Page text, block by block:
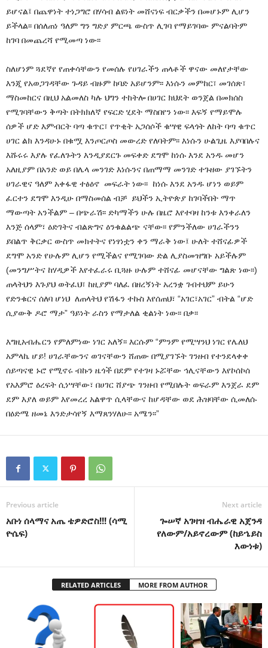
ይሆናል፤ በጨዋነት ተነጋግሮ በሃሳብ ልዩነት መሸናነፍ ብርቃችን በመሆኑም ሊሆን
ይችላል፡፡ በሰለጠነ ዓለም ግን ግድያ ምርጫ ውስጥ ሊገባ የማይገባው ምናልባትም
ከገባ በመጨረሻ የሚመጣ ነው፡፡
ስለሆነም ጓደኛየ የጠቀሳቸውን የመሰሉ የሀገራችን ጠላቶች ዋናው መለየታቸው
እንጂ የአወጋገዳቸው ጉዳይ ብዙም ከባድ አይሆንም፡፡ እነሱን መምከር፣ መገሰጽ፣
ማስመከርና በዚህ አልመለስ ካሉ ህግን ተከትሎ በሀገር ክህደት ወንጀል በመክሰስ
የሚገባቸውን ቅጣት በትክክለኛ የፍርድ ሂደት ማስበየን ነው፡፡ እፍኝ የማይሞሉ
ሰዎች ሆድ እምብርት ባጣ ቁጥር፣ የጥቂት አጋሰሶች ቁሣዊ ፍላጎት ለከት ባጣ ቁጥር
ሀገር ልክ እንዳሁኑ በቁሟ እንጦርጦስ መውረድ የለባትም፡፡ እነሱን ሁልጊዜ እያባበሉና
እሹሩሩ እያሉ የፈለጉትን እንዲያደርጉ መፍቀድ ደግሞ ከነሱ እንደ አንዱ መሆን
አለዚያም በአንድ ወይ በሌላ መንገድ እነሱንና በጠማማ መንገድ ተጉዘው ያገኙትን
ሀገራዊና ዓለም አቀፋዊ ተፅዕኖ መፍራት ነው፡፡ ከነሱ እንደ አንዱ ሆነን ወይም
ፈርተን ደግሞ እንዲሁ በማስመሰል ብቻ ይህችን ኢትዮጵያ ከገባችበት ማጥ
ማውጣት አንችልም – በጭራሽ፡፡ ድካማችን ሁሉ በዜሮ እየተባዛ ከንቱ እንቀራለን
እንጅ ሰላም፣ ዕድገትና ብልጽግና ዕንቁልልጭ ናቸው፡፡ የምንችለው ሀገራችንን
ይበልጥ ቅርቃር ውስጥ መክተትና የነፃነቷን ቀን ማራቅ ነው፤ ሁለት ተሸናፊዎች
ደግሞ አንድ የሁሉም ሊሆን የሚችልና የሚገባው ድል ሊያስመዝግቡ አይችሉም
(መንግሥትና ከሃዲዎች እየተፈራሩ ቢጓዙ ሁሉም ተሸናፊ መሆናቸው ግልጽ ነው፡፡)
ጠላትህን እጉያህ ወትፈህ፣ ከዚያም ባለፈ በዘረኝነት አረንቋ ገብተህም ይሁን
የድንቁርና ሰለባ ሆነህ ለጠላትህ የሽፋን ተኩስ እየሰጠህ፣ “አገር፣አገር” ብትል “ሆድ
ሲያውቅ ዶሮ ማታ” ዓይነት ራስን የማታለል ቂልነት ነው፡፡ በቃ፡፡
እግዚአብሔርን የምለምነው ነገር አለኝ፡፡ እርሱም “ምንም የሚሣንህ ነገር የሌለህ
አምላኬ ሆይ! ሀገራቸውንና ወገናቸውን ሸጠው በሚያገኙት ገንዘብ የተንደላቀቀ
ሰይጣናዊ ኑሮ የሚኖሩ ብኩን ዜጎች በደም የተገዛ ኑሯቸው ኅሊናቸውን እየኮሰኮሰ
የአእምሮ ዕረፍት ሲነሣቸው፣ በሀገር ሸያጭ ገንዘብ የሚበሉት ወፍራም እንጀራ ደም
ደም እያለ ወይም እየመረረ አልዋጥ ሲላቸውና ከሆዳቸው ወደ ሕዝባቸው ሲመለሱ
በዕድሜ ዘመኔ እንድታሳየኝ እማጸንሃለሁ፡፡ አሜን፡፡”
Previous article
አቡነ ሰላማና አጤ ቴዎድሮስ!!! (ሳሚ
ዮሴፍ)
Next article
ጐሠኛ አገዛዝ ብሔራዊ አጀንዳ
የለውም/አይኖረውም (ከይኄይስ
እውነቱ)
RELATED ARTICLES MORE FROM AUTHOR